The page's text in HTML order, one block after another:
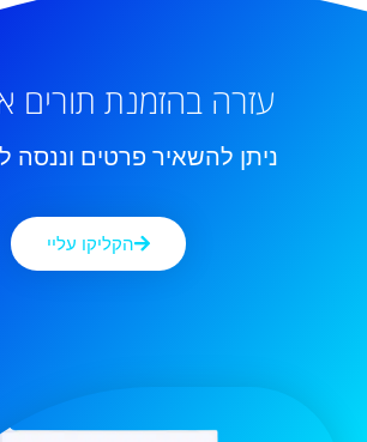
עזרה בהזמנת תורים
ניתן להשאיר פרטים וננסה
הקליקו עליי